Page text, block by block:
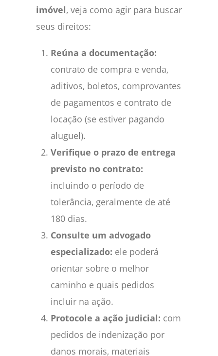
imóvel, veja como agir para buscar
seus direitos:
Reúna a documentação:
contrato de compra e venda,
aditivos, boletos, comprovantes
de pagamentos e contrato de
locação (se estiver pagando
aluguel).
Verifique o prazo de entrega
previsto no contrato:
incluindo o período de
tolerância, geralmente de até
180 dias.
Consulte um advogado
especializado: ele poderá
orientar sobre o melhor
caminho e quais pedidos
incluir na ação.
Protocole a ação judicial: com
pedidos de indenização por
danos morais, materiais